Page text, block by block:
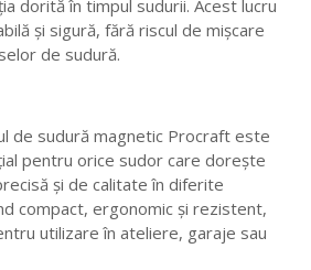
dorită în timpul sudurii. Acest lucru
și sigură, fără riscul de mișcare
de sudură.
de sudură magnetic Procraft este
pentru orice sudor care dorește
și de calitate în diferite
compact, ergonomic și rezistent,
utilizare în ateliere, garaje sau